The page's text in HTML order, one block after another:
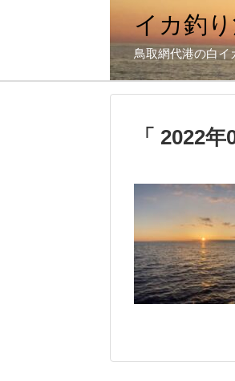
イカ釣
鳥取網代港の白
「 2022